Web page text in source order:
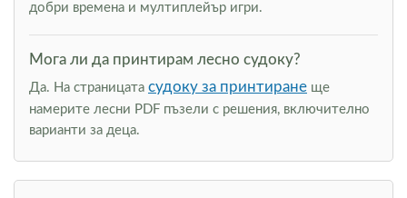
добри времена и мултиплейър игри.
Мога ли да принтирам лесно судоку?
Да. На страницата судоку за принтиране ще
намерите лесни PDF пъзели с решения, включително
варианти за деца.